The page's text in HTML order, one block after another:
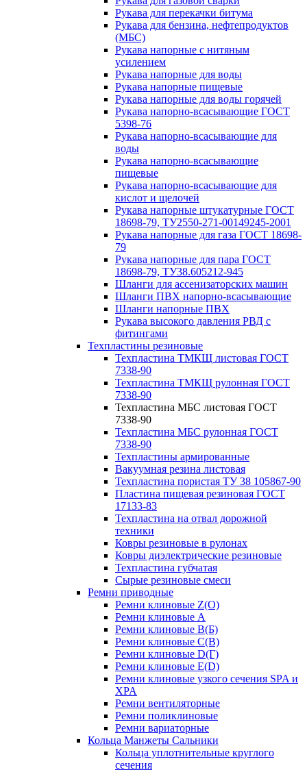
Рукава для перекачки битума
Рукава для бензина, нефтепродуктов
(МБС)
Рукава напорные с нитяным
усилением
Рукава напорные для воды
Рукава напорные пищевые
Рукава напорные для воды горячей
Рукава напорно-всасывающие ГОСТ
5398-76
Рукава напорно-всасывающие для
воды
Рукава напорно-всасывающие
пищевые
Рукава напорно-всасывающие для
кислот и щелочей
Рукава напорные штукатурные ГОСТ
18698-79, ТУ2550-271-00149245-2001
Рукава напорные для газа ГОСТ 18698-
79
Рукава напорные для пара ГОСТ
18698-79, ТУ38.605212-945
Шланги для ассенизаторских машин
Шланги ПВХ напорно-всасывающие
Шланги напорные ПВХ
Рукава высокого давления РВД с
фитингами
Техпластины резиновые
Техпластина ТМКЩ листовая ГОСТ
7338-90
Техпластина ТМКЩ рулонная ГОСТ
7338-90
Техпластина МБС листовая ГОСТ
7338-90
Техпластина МБС рулонная ГОСТ
7338-90
Техпластины армированные
Вакуумная резина листовая
Техпластина пористая ТУ 38 105867-90
Пластина пищевая резиновая ГОСТ
17133-83
Техпластина на отвал дорожной
техники
Ковры резиновые в рулонах
Ковры диэлектрические резиновые
Техпластина губчатая
Сырые резиновые смеси
Ремни приводные
Ремни клиновые Z(О)
Ремни клиновые A
Ремни клиновые B(Б)
Ремни клиновые C(В)
Ремни клиновые D(Г)
Ремни клиновые Е(D)
Ремни клиновые узкого сечения SPA и
XPA
Ремни вентиляторные
Ремни поликлиновые
Ремни вариаторные
Кольца Манжеты Сальники
Кольца уплотнительные круглого
сечения